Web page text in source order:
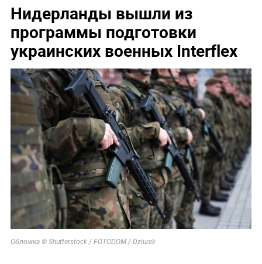
Нидерланды вышли из
программы подготовки
украинских военных Interflex
Обложка © Shutterstock / FOTODOM / Dziurek